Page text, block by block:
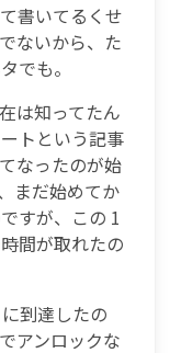
書いてるくせ
ないから、た
でも。
は知ってたん
トという記事
なったのが始
まだ始めてか
すが、この 1
間が取れたの
到達したの
アンロックな